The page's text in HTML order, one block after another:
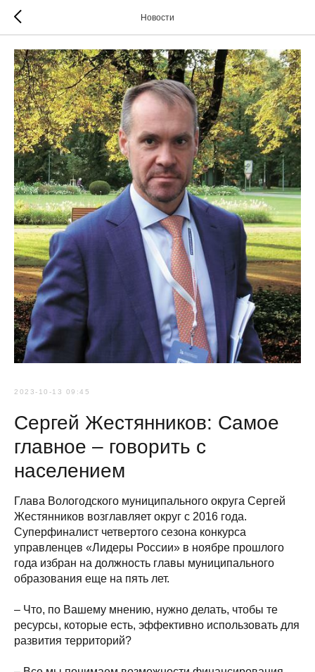
Новости
2023-10-13 09:45
Сергей Жестянников: Самое
главное – говорить с
населением
Глава Вологодского муниципального округа Сергей
Жестянников возглавляет округ с 2016 года.
Суперфиналист четвертого сезона конкурса
управленцев «Лидеры России» в ноябре прошлого
года избран на должность главы муниципального
образования еще на пять лет.
– Что, по Вашему мнению, нужно делать, чтобы те
ресурсы, которые есть, эффективно использовать для
развития территорий?